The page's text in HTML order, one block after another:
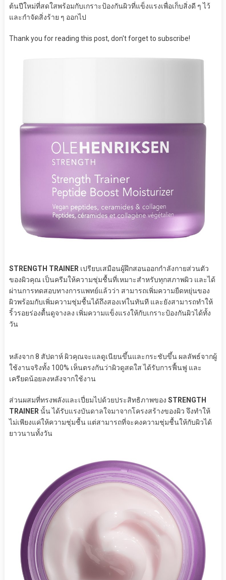
ต้นปีใหม่ที่สดใสพร้อมกับเกราะป้องกันผิวที่แข็งแรงเพื่อเก็บสิ่งดี ๆ ไว้
และกำจัดสิ่งร้าย ๆ ออกไป
Thank you for reading this post, don't forget to subscribe!
STRENGTH TRAINER เปรียบเสมือนผู้ฝึกสอนออกกำลังกายส่วนตัว
ของผิวคุณ เป็นครีมให้ความชุ่มชื้นที่เหมาะสำหรับทุกสภาพผิว และได้
ผ่านการทดสอบทางการแพทย์แล้วว่า สามารถเพิ่มความยืดหยุ่นของ
ผิวพร้อมกับเพิ่มความชุ่มชื้นได้ถึงสองเท่ในทันที และยังสามารถทำให้
ริ้วรอยร่องตื้นดูจางลง เพิ่มความแข็งแรงให้กับเกราะป้องกันผิวได้ทั้ง
วัน
หลังจาก 8 สัปดาห์ ผิวคุณจะแลดูเนียนขึ้นและกระชับขึ้น ผลลัพธ์จากผู้
ใช้งานจริงทั้ง 100% เห็นตรงกันว่าผิวดูสดใส ได้รับการฟื้นฟู และ
เครียดน้อยลงหลังจากใช้งาน
ส่วนผสมที่ทรงพลังและเปี่ยมไปด้วยประสิทธิภาพของ STRENGTH
TRAINER นั้น ได้รับแรงบันดาลใจมาจากโครงสร้างของผิว จึงทำให้
ไม่เพียงแค่ให้ความชุ่มชื้น แต่สามารถที่จะคงความชุ่มชื้นให้กับผิวได้
ยาวนานทั้งวัน